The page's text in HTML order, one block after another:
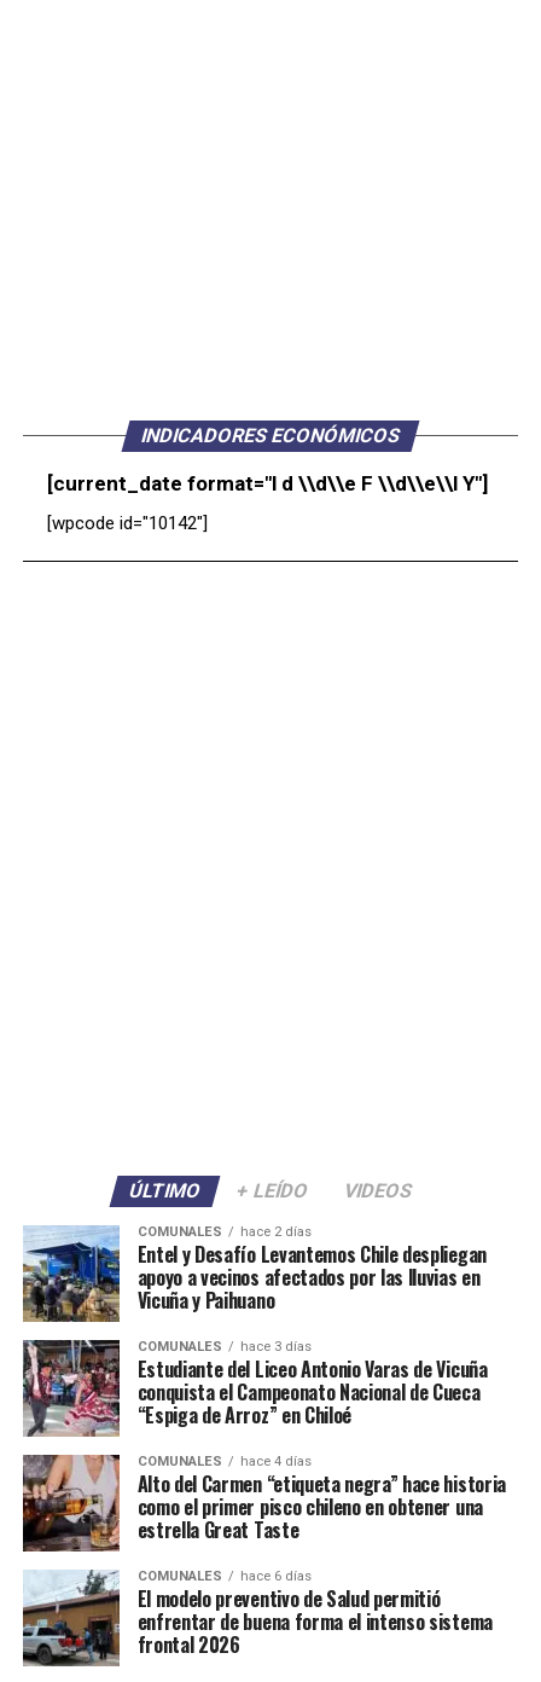
INDICADORES ECONÓMICOS
[current_date format="l d \\d\\e F \\d\\e\\l Y"]
[wpcode id="10142"]
ÚLTIMO + LEÍDO VIDEOS
COMUNALES hace 2 días
Entel y Desafío Levantemos Chile despliegan
apoyo a vecinos afectados por las lluvias en
Vicuña y Paihuano
COMUNALES hace 3 días
Estudiante del Liceo Antonio Varas de Vicuña
conquista el Campeonato Nacional de Cueca
“Espiga de Arroz” en Chiloé
COMUNALES hace 4 días
Alto del Carmen “etiqueta negra” hace historia
como el primer pisco chileno en obtener una
estrella Great Taste
COMUNALES hace 6 días
El modelo preventivo de Salud permitió
enfrentar de buena forma el intenso sistema
frontal 2026